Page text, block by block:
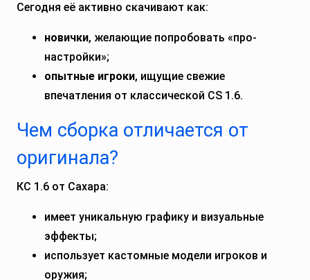
Сегодня её активно скачивают как:
новички, желающие попробовать «про-
настройки»;
опытные игроки, ищущие свежие
впечатления от классической CS 1.6.
Чем сборка отличается от
оригинала?
КС 1.6 от Сахара:
имеет уникальную графику и визуальные
эффекты;
использует кастомные модели игроков и
оружия;